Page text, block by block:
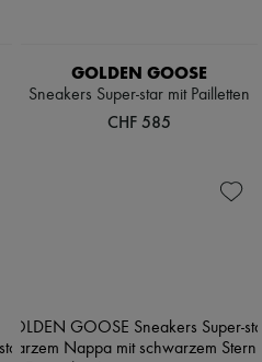
GOLDEN GOOSE
Sneakers Super-star mit Pailletten
CHF 585